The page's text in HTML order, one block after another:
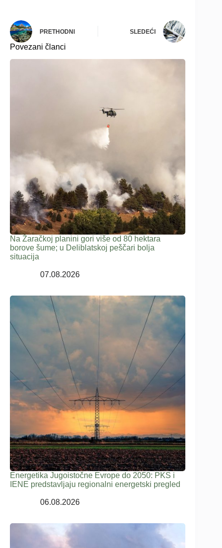
PRETHODNI SLEDEĆI
Povezani članci
Na Žaračkoj planini gori više od 80 hektara
borove šume; u Deliblatskoj peščari bolja
situacija
07.08.2026
Energetika Jugoistočne Evrope do 2050: PKS i
IENE predstavljaju regionalni energetski pregled
06.08.2026